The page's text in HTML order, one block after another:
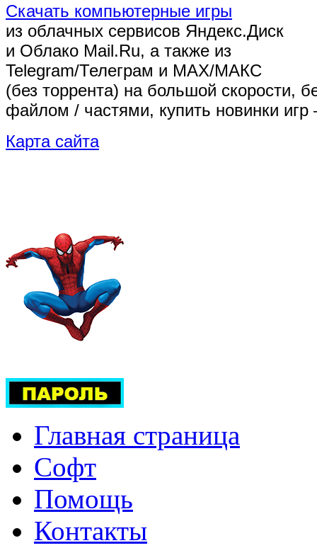
Скачать компьютерные игры
из облачных сервисов Яндекс.Диск
и Облако Mail.Ru, а также из
Telegram/Телеграм и MAX/МАКС
(без торрента) на большой скорости,
файлом / частями, купить новинки
Карта сайта
Главная страница
Софт
Помощь
Контакты